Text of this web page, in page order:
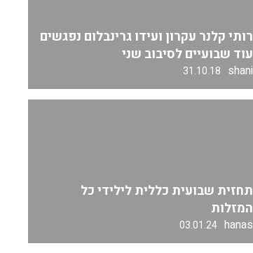
רותי קלנר עקרון ועידו גרינבלום נפגשים
עוד שבועיים לסיבוב שני
shani
31.10.18
תחזית שבועית כללית לילידי כל
המזלות
hanas
03.01.24